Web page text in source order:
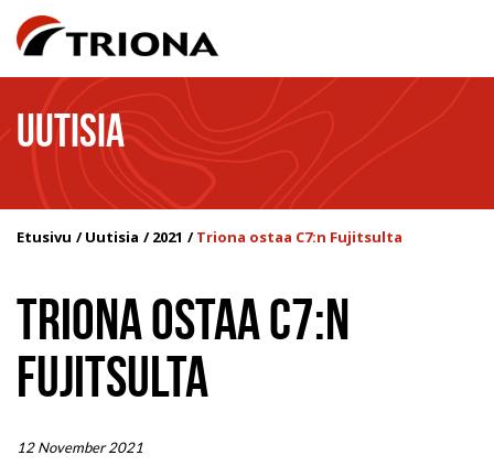
UUTISIA
Etusivu Uutisia 2021 Triona ostaa C7:n Fujitsulta
TRIONA OSTAA C7:N
FUJITSULTA
12 November 2021